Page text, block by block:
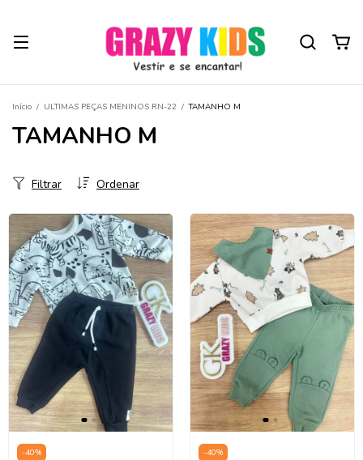
Início / ULTIMAS PEÇAS MENINOS RN-22 / TAMANHO M
TAMANHO M
Ordenar
Filtrar
-40% -40%